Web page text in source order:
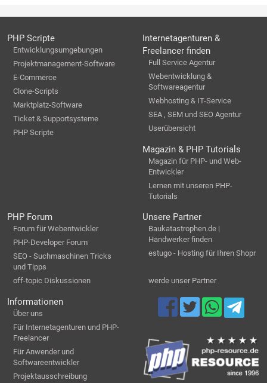
PHP Scripte
Entwicklungsumgebungen
Projektmanagement-Software
E-Commerce
Clone-Scripts
Marktplatz-Software
Ticket & Supportsysteme
PHP Scripte
Internetagenturen &
Freelancer finden
Full Service Agentur
Webentwicklung &
Softwareagentur
Webhosting & IT-Service
SEA , SEM und SEO Agentur
Userübersicht
Magazin & PHP Tutorials
Magazin für PHP- und Web-
Entwickler
Lernen mit unseren PHP-
Tutorials
PHP Forum
Forum für Webentwickler
PHP-Developer Forum
SEO - Suchmaschinen Tricks
und Tipps
off-topic Diskussionen
Unsere Partner
Baukatastrophen.de |
Handwerker finden
estugo - Hosting für Ihren Shopr
werde unser Partner
Informationen
Über uns
Für Internetagenturen und PHP-
Freelancer
Für Anwender und
Softwareentwickler
Projektausschreibung